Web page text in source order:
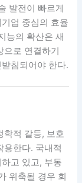
발전이 빠르게
업 중심의 효율
능의 확산은 새
으로 연결하기
침되어야 한다.
학적 갈등, 보호
용한다. 국내적
고 있고, 부동
위축될 경우 회